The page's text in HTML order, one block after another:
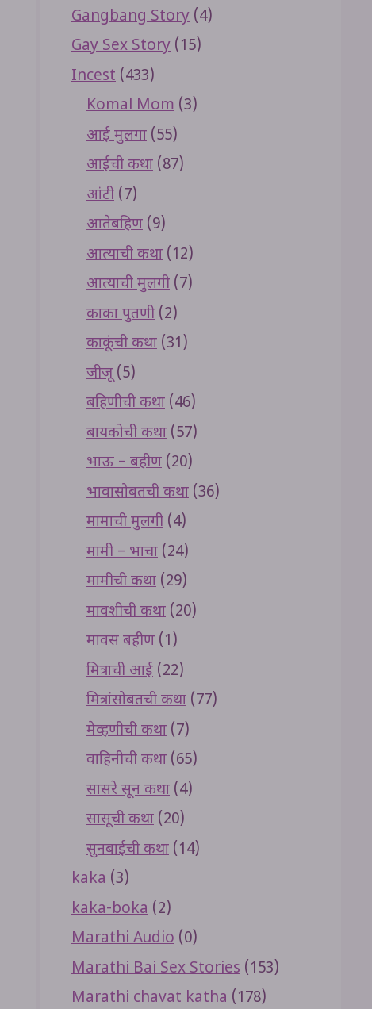
Gangbang Story (4)
Gay Sex Story (15)
Incest (433)
Komal Mom (3)
आई मुलगा (55)
आईची कथा (87)
आंटी (7)
आतेबहिण (9)
आत्याची कथा (12)
आत्याची मुलगी (7)
काका पुतणी (2)
काकूंची कथा (31)
जीजू(5)
बहिणीची कथा (46)
बायकोची कथा (57)
भाऊ – बहीण (20)
भावासोबतची कथा (36)
मामाची मुलगी (4)
मामी – भाचा (24)
मामीची कथा (29)
मावशीची कथा (20)
मावस बहीण (1)
मित्राची आई (22)
मित्रांसोबतची कथा (77)
मेव्हणीची कथा (7)
वाहिनीची कथा (65)
सासरे सून कथा (4)
सासूची कथा (20)
सुनबाईची कथा (14)
kaka (3)
kaka-boka (2)
Marathi Audio (0)
Marathi Bai Sex Stories (153)
Marathi chavat katha (178)